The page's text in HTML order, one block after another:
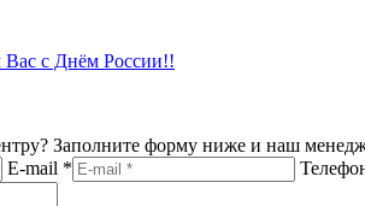
Вас с Днём России!!
Заполните форму ниже и наш
E-mail *